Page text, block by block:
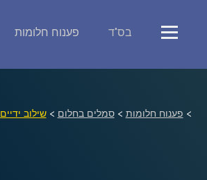
פענוח חלומות
בס"ד
> פענוח חלומות >סמלים בחלום >שילוב ידיים